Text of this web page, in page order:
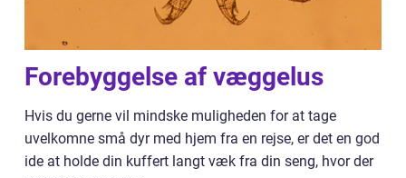
Forebyggelse af væggelus
Hvis du gerne vil mindske muligheden for at tage
uvelkomne små dyr med hjem fra en rejse, er det en god
ide at holde din kuffert langt væk fra din seng, hvor der